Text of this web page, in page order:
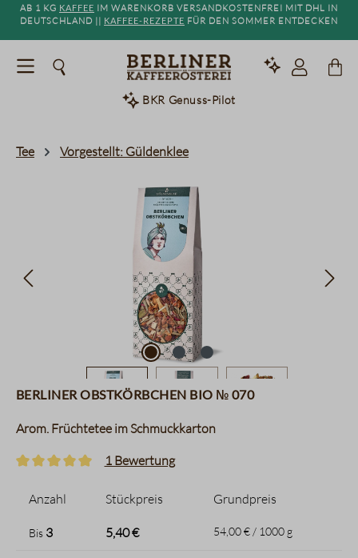
springen
Ab 1 kg Kaffee im Warenkorb versandkostenfrei mit DHL in
Deutschland || Kaffee-Rezepte für den Sommer entdecken
BKR Genuss-Pilot
Tee Vorgestellt: Güldenklee
Bildergalerie überspringen
Berliner Obstkörbchen BIO № 070
Arom. Früchtetee im Schmuckkarton
1 Bewertung
Anzahl Stückpreis Grundpreis
Bis 3 5,40 € 54,00 € / 1000 g